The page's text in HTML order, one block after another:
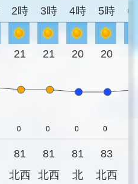
2時 3時 4時 5時 6
21 21 20 20
81 81 81 83
北西 北西 北 北西